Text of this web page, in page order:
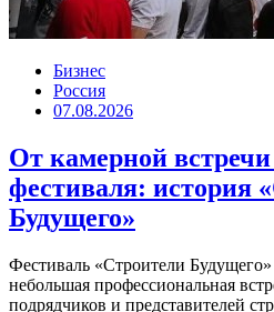
Бизнес
Россия
07.08.2026
От камерной встречи
фестиваля: история
Будущего»
Фестиваль «Строители
небольшая профессиональная
подрядчиков и представителей